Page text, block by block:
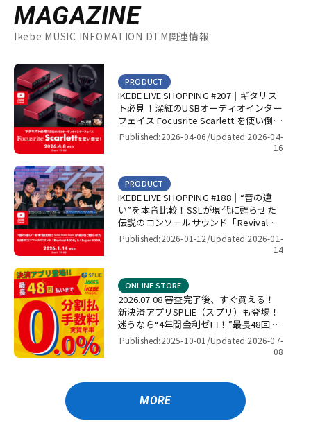
MAGAZINE
Ikebe MUSIC INFOMATION DTM関連情報
IKEBE LIVE SHOPPING #207｜ギタリス
ト必見！深紅のUSBオーディオインター
フェイス Focusrite Scarlett を使い倒
せ！【presented by パワーレック】
PRODUCT
Published:2026-04-06/Updated:2026-04-
16
IKEBE LIVE SHOPPING #188｜“音の違
い”を本音比較！SSLが現代に甦らせた
伝説のコンソールサウンド「Revival
4000」＆「Super 9000」【presented
PRODUCT
Published:2026-01-12/Updated:2026-01-
14
2026.07.08 審査完了後、すぐ買える！
新決済アプリSPLIE（スプリ）も登場！
迷うなら“4年間金利ゼロ！”最長48回 無
金利キャンペーン
ONLINE STORE
Published:2025-10-01/Updated:2026-07-
08
MORE